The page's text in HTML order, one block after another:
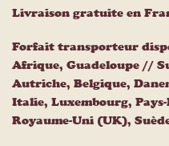
Livraison gratuite en
Forfait transporteur
Afrique, Guadeloupe //
Autriche, Belgique,
Italie, Luxembourg,
Royaume-Uni (UK),